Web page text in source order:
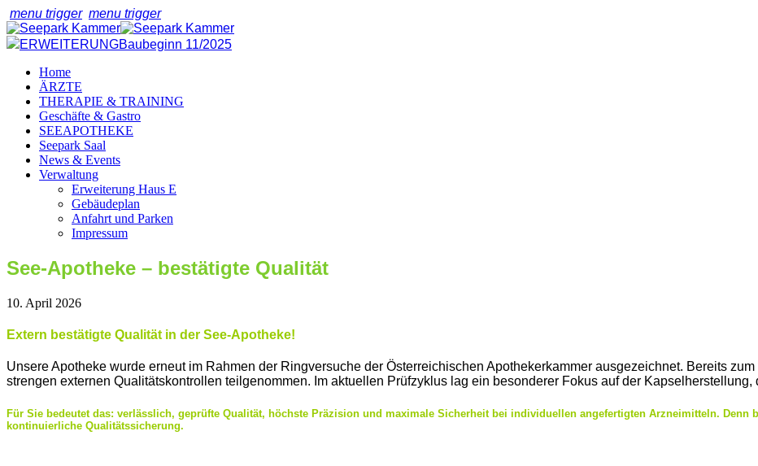
menu trigger menu trigger
ERWEITERUNGBaubeginn 11/2025
Home
ÄRZTE
THERAPIE & TRAINING
Geschäfte & Gastro
SEEAPOTHEKE
Seepark Saal
News & Events
Verwaltung
Erweiterung Haus E
Gebäudeplan
Anfahrt und Parken
Impressum
See-Apotheke – bestätigte Qualität
10. April 2026
Extern bestätigte Qualität in der See-Apotheke!
Unsere Apotheke wurde erneut im Rahmen der Ringversuche der Österreichischen Apothekerkammer ausgezeichnet. Bereits
strengen externen Qualitätskontrollen teilgenommen. Im aktuellen Prüfzyklus lag ein besonderer Fokus auf der
Für Sie bedeutet das: verlässlich, geprüfte Qualität, höchste Präzision und maximale Sicherheit bei individuellen angefertigten Arzneimitteln. Denn
kontinuierliche Qualitätssicherung.